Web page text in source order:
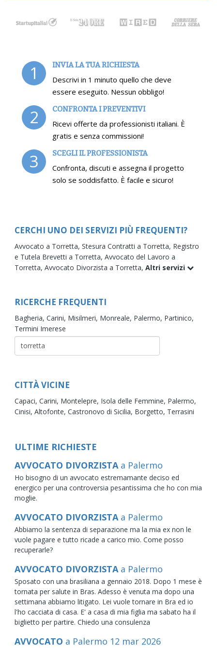
1 INVIA LA TUA RICHIESTA
Descrivi in 1 minuto quello che deve
essere eseguito. Nessun obbligo!
2 CONFRONTA I PREVENTIVI
Ricevi offerte da professionisti italiani. È
gratis e senza commissioni!
3 SCEGLI IL PROFESSIONISTA
Confronta, discuti e assegna il progetto
solo se soddisfatto. È facile e sicuro!
CERCHI UNO DEI SERVIZI PIÙ FREQUENTI?
Avvocato a Torretta, Stesura Contratti a Torretta, Registro
e Tutela Brevetti a Torretta, Avvocato del Lavoro a
Torretta, Avvocato Divorzista a Torretta, Altri servizi
RICERCHE FREQUENTI
Bagheria, Carini, Misilmeri, Monreale, Palermo, Partinico,
Termini Imerese
CITTÀ VICINE
Capaci, Carini, Montelepre, Isola delle Femmine, Palermo,
Cinisi, Altofonte, Castronovo di Sicilia, Borgetto, Terrasini
ULTIME RICHIESTE
AVVOCATO DIVORZISTA a Palermo
Ho bisogno di un avvocato estremamante deciso ed
energico per una controversia pesantissima che ho con mia
moglie.
AVVOCATO DIVORZISTA a Palermo
Abbiamo la sentenza di separazione ma la mia ex non le
vuole pagare e tutto ricade a carico mio. Come posso
recuperarle?
AVVOCATO DIVORZISTA a Palermo
Sposato con una brasiliana a gennaio 2018. Dopo 1 mese è
tornata per salute in Bras. Adesso è venuta ma dopo una
settimana abbiamo litigato. Lei vuole tornare in Bra ed io
l'ho cacciata di casa. E' a casa di mia figlia ma sabato ha il
biglietto per partire. Chiedo una consulenza
AVVOCATO a Palermo 12 mar 2026